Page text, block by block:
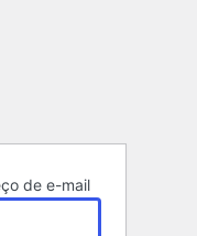
de e-mail